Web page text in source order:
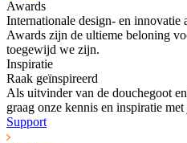
Awards
Internationale design- en innovatie
Awards zijn de ultieme beloning
toegewijd we zijn.
Inspiratie
Raak geïnspireerd
Als uitvinder van de douchegoot
graag onze kennis en inspiratie met
Support